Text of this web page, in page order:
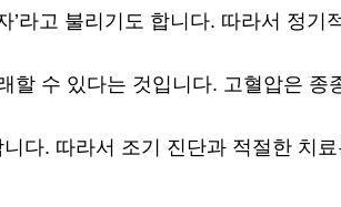
라고 불리기도 합니다. 따라서 정기
수 있다는 것입니다. 고혈압은 종
다. 따라서 조기 진단과 적절한 치